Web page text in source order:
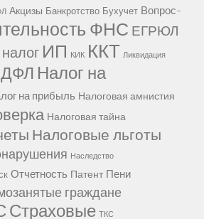
Акцизы Банкротство Бухучет Вопрос-
ФНС ЕГРЮЛ
ИП КИК ККТ Ликвидация
Налог на
на прибыль Налоговая амнистия
Налоговая тайна
Налоговые льготы
Наследство
Отчетность Патент Пени
граждане
Страховые ТКС